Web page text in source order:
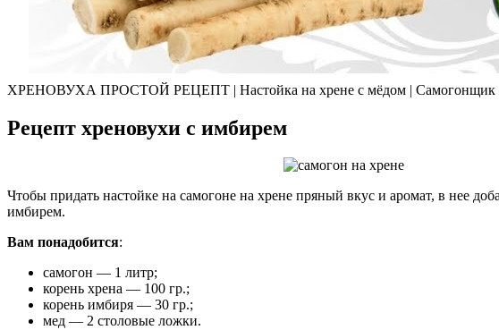
ХРЕНОВУХА ПРОСТОЙ РЕЦЕПТ | Настойка на хрене с мёдом | Самогонщик
Рецепт хреновухи с имбирем
Чтобы придать настойке на самогоне на хрене пряный вкус и аромат, в нее
имбирем.
Вам понадобится:
самогон — 1 литр;
корень хрена — 100 гр.;
корень имбиря — 30 гр.;
мед — 2 столовые ложки.